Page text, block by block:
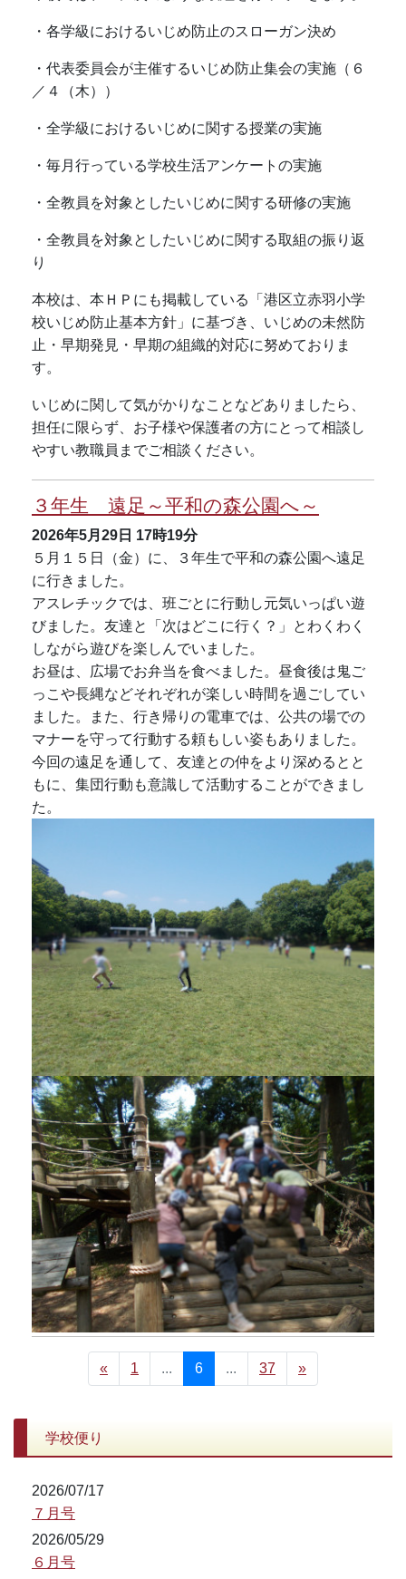
・各学級におけるいじめ防止のスローガン決め
・代表委員会が主催するいじめ防止集会の実施（６
／４（木））
・全学級におけるいじめに関する授業の実施
・毎月行っている学校生活アンケートの実施
・全教員を対象としたいじめに関する研修の実施
・全教員を対象としたいじめに関する取組の振り返
り
本校は、本ＨＰにも掲載している「港区立赤羽小学
校いじめ防止基本方針」に基づき、いじめの未然防
止・早期発見・早期の組織的対応に努めておりま
す。
いじめに関して気がかりなことなどありましたら、
担任に限らず、お子様や保護者の方にとって相談し
やすい教職員までご相談ください。
３年生 遠足～平和の森公園へ～
2026年5月29日 17時19分
５月１５日（金）に、３年生で平和の森公園へ遠足
に行きました。
アスレチックでは、班ごとに行動し元気いっぱい遊
びました。友達と「次はどこに行く？」とわくわく
しながら遊びを楽しんでいました。
お昼は、広場でお弁当を食べました。昼食後は鬼ご
っこや長縄などそれぞれが楽しい時間を過ごしてい
ました。また、行き帰りの電車では、公共の場での
マナーを守って行動する頼もしい姿もありました。
今回の遠足を通して、友達との仲をより深めるとと
もに、集団行動も意識して活動することができまし
た。
« 1 ... 6 ... 37 »
学校便り
2026/07/17
７月号
2026/05/29
６月号